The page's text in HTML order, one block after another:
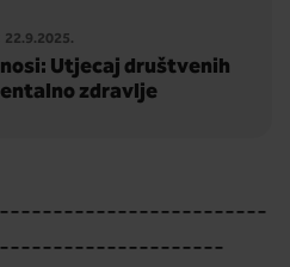
22.9.2025.
Utjecaj društvenih
zdravlje